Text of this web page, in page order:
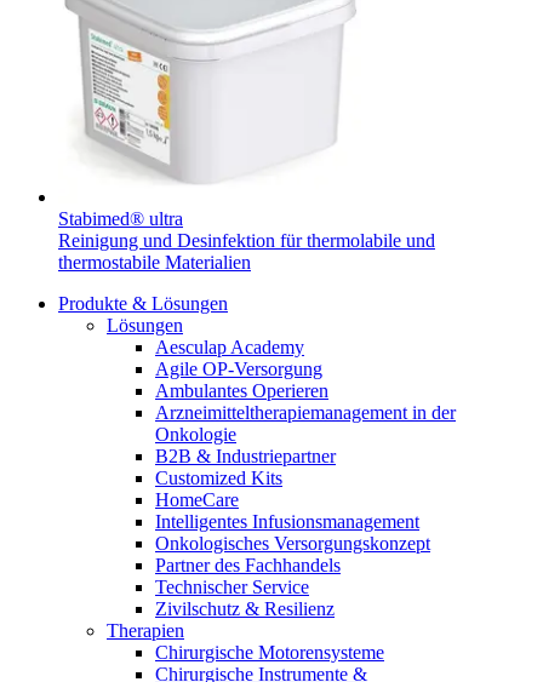
Zahnmedizin
Robotische Chirurgie
Lösungen
Therapien
Produktkatalog
Finden Sie das Produkt, das Sie suchen. Besuchen Sie den B.
Braun Produktkatalog mit unserem kompletten Portfolio.
B. Braun HomeCare
Wir koordinieren Ihre medizinische Versorgung, wenn Sie aus
dem Krankenhaus entlassen werden.
Medien
Kontakt
Innovation Hub
Lassen Sie uns Innovationen in der Medizintechnologie
gemeinsam vorantreiben. Erfahren Sie mehr über den
Innovation Hub und überzeugen Sie uns mit Ihrer Idee.
Stabimed® ultra
Reinigung und Desinfektion für thermolabile und
thermostabile Materialien
Produkte & Lösungen
Lösungen
Aesculap Academy
Agile OP-Versorgung
Ambulantes Operieren
Arzneimitteltherapiemanagement in der
Onkologie​
B2B & Industriepartner
Customized Kits
HomeCare
Intelligentes Infusionsmanagement
Onkologisches Versorgungskonzept
Partner des Fachhandels
Technischer Service
Zivilschutz & Resilienz
Therapien
Chirurgische Motorensysteme
Chirurgische Instrumente &